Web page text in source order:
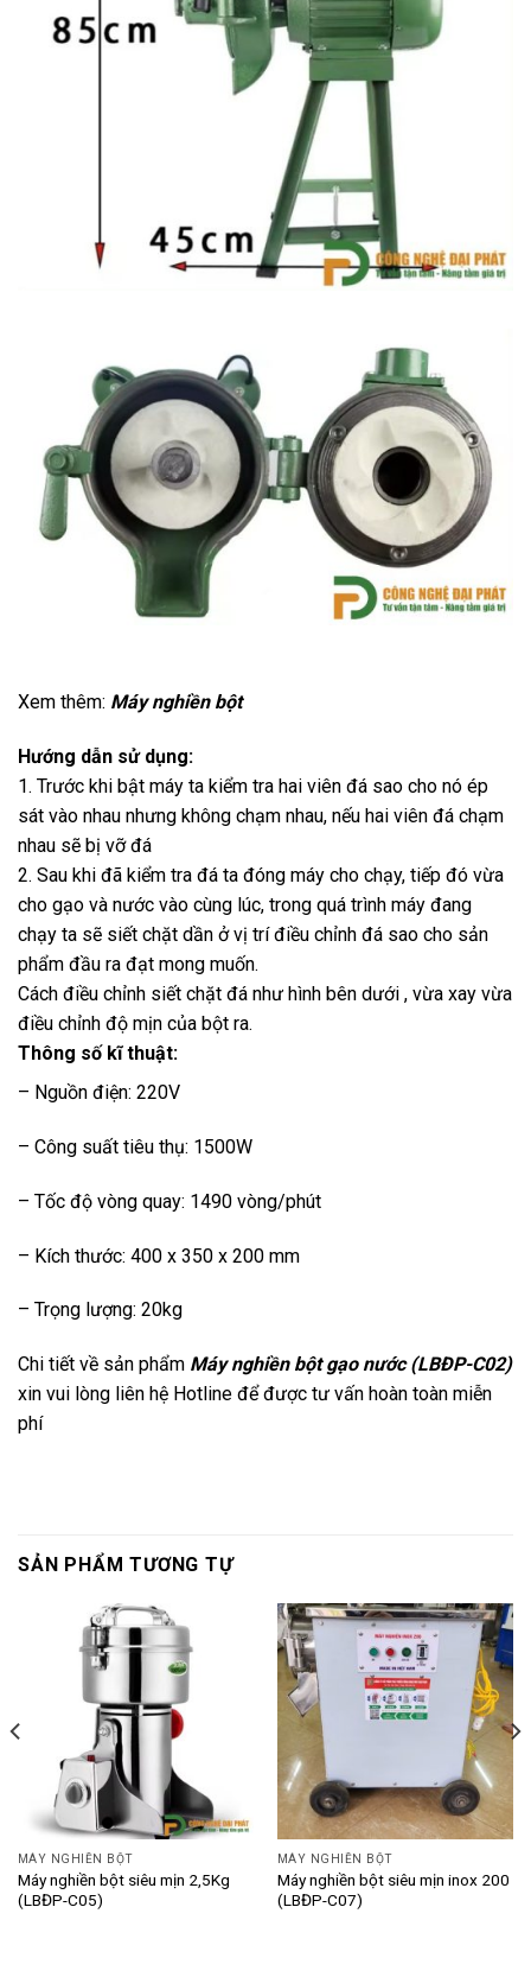
Xem thêm: Máy nghiền bột
Hướng dẫn sử dụng:
1. Trước khi bật máy ta kiểm tra hai viên đá sao cho nó ép
sát vào nhau nhưng không chạm nhau, nếu hai viên đá chạm
nhau sẽ bị vỡ đá
2. Sau khi đã kiểm tra đá ta đóng máy cho chạy, tiếp đó vừa
cho gạo và nước vào cùng lúc, trong quá trình máy đang
chạy ta sẽ siết chặt dần ở vị trí điều chỉnh đá sao cho sản
phẩm đầu ra đạt mong muốn.
Cách điều chỉnh siết chặt đá như hình bên dưới , vừa xay vừa
điều chỉnh độ mịn của bột ra.
Thông số kĩ thuật:
– Nguồn điện: 220V
– Công suất tiêu thụ: 1500W
– Tốc độ vòng quay: 1490 vòng/phút
– Kích thước: 400 x 350 x 200 mm
– Trọng lượng: 20kg
Chi tiết về sản phẩm Máy nghiền bột gạo nước (LBĐP-C02)
xin vui lòng liên hệ Hotline để được tư vấn hoàn toàn miễn
phí
SẢN PHẨM TƯƠNG TỰ
MÁY NGHIỀN BỘT
Máy nghiền bột siêu mịn 2,5Kg
(LBĐP-C05)
MÁY NGHIỀN BỘT
Máy nghiền bột siêu mịn inox 200
(LBĐP-C07)